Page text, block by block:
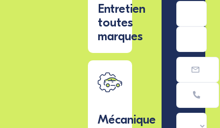
Entretien
toutes
marques
Mécanique
Samedi
Dimanche
Fermé